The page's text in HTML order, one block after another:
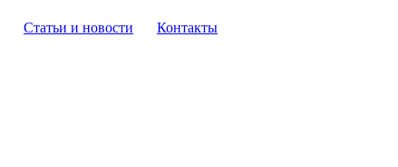
Статьи и новости
Контакты